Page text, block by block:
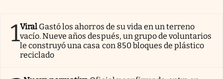
1Viral Gastó los ahorros de su vida en un terreno
vacío. Nueve años después, un grupo de voluntarios
le construyó una casa con 850 bloques de plástico
reciclado